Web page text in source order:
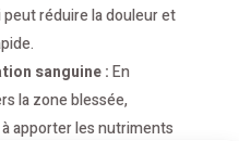
réduire la douleur et
sanguine :En
la zone blessée,
apporter les nutriments